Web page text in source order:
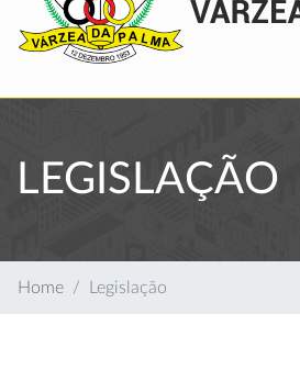
LEGISLAÇÃO
Home Legislação